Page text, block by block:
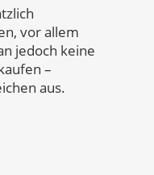
vor allem
jedoch keine
–
aus.